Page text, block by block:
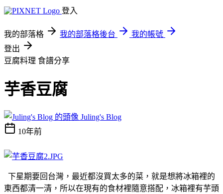
登入
我的部落格 我的部落格後台
我的帳號
登出
豆腐料理 食譜分享
芋香豆腐
Juling's Blog
10年前
下星期要回台灣，最近都沒買太多的菜，就是想將冰箱裡的
東西都清一清，所以在現有的食材裡隨意搭配，冰箱裡有芋頭